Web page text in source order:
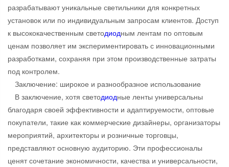
разрабатывают уникальные светильники для конкретных
установок или по индивидуальным запросам клиентов. Доступ
к высококачественным светодиодным лентам по оптовым
ценам позволяет им экспериментировать с инновационными
разработками, сохраняя при этом производственные затраты
под контролем.
Заключение: широкое и разнообразное использование
В заключение, хотя светодиодные ленты универсальны
благодаря своей эффективности и адаптируемости, оптовые
покупатели, такие как коммерческие дизайнеры, организаторы
мероприятий, архитекторы и розничные торговцы,
представляют основную аудиторию. Эти профессионалы
ценят сочетание экономичности, качества и универсальности,